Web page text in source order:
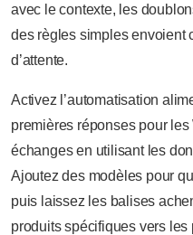
avec le contexte, les
des règles simples envoient
d’attente.
Activez l’automatisation
premières réponses pour
échanges en utilisant les
Ajoutez des modèles pour
puis laissez les balises
produits spécifiques vers